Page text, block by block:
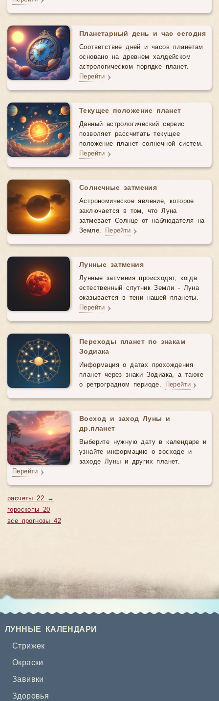
Планетарный день и час сегодня
Соответствие дней и часов планетам
основано на древнем халдейском
астрологическом порядке планет.
Перейти
Текущее положение планет
Данный астрологический cервис
позволяет рассчитать текущее
положение планет солнечной систем.
Перейти
Солнечные затмения
Астрономическое явление, которое
заключается в том, что Луна
затмевает Солнце от наблюдателя на
Земле.
Перейти
Лунные затмения
Лунные затмения происходят, когда
естественный спутник Земли - Луна
оказывается в тени нашей планеты.
Перейти
Переходы планет по знакам
Зодиака
Информация о датах прохождения
планет через знаки Зодиака, а также
о ретроградном периоде.
Перейти
Восход и заход Луны и
др.планет
Выберите нужную дату в календаре и
узнайте информацию о восходе и
заходе Луны и других планет.
Перейти
расчеты 22 →
гороскопы 20
все прогнозы 42
ЛУННЫЕ КАЛЕНДАРИ
Стрижек
Окраски
Завивки
Здоровья